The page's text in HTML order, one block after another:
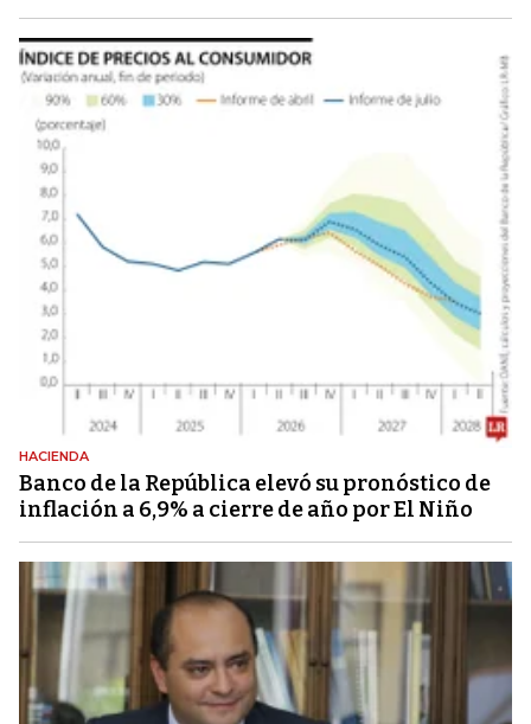
HACIENDA
Banco de la República elevó su pronóstico de
inflación a 6,9% a cierre de año por El Niño